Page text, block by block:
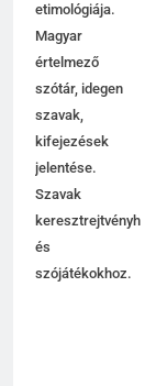
etimológiája.
Magyar
értelmező
szótár, idegen
szavak,
kifejezések
jelentése.
Szavak
keresztrejtvényhez
és
szójátékokhoz.